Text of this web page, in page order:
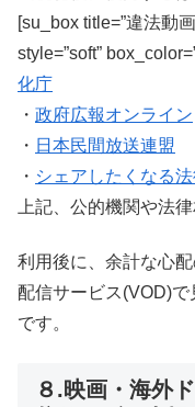
[su_box title=”違法動
style=”soft”
化庁
・ 政府広報オンライン
・ 日本民間放送連盟
・ シェアしたくなる
上記、公的機関や法
利用後に、余計な心
配信サービス(VOD)
です。
８.映画・海外